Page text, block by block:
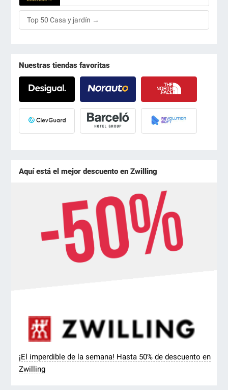
Top 50 Casa y jardín →
Nuestras tiendas favoritas
Aquí está el mejor descuento en Zwilling
¡El imperdible de la semana! Hasta 50% de descuento en
Zwilling